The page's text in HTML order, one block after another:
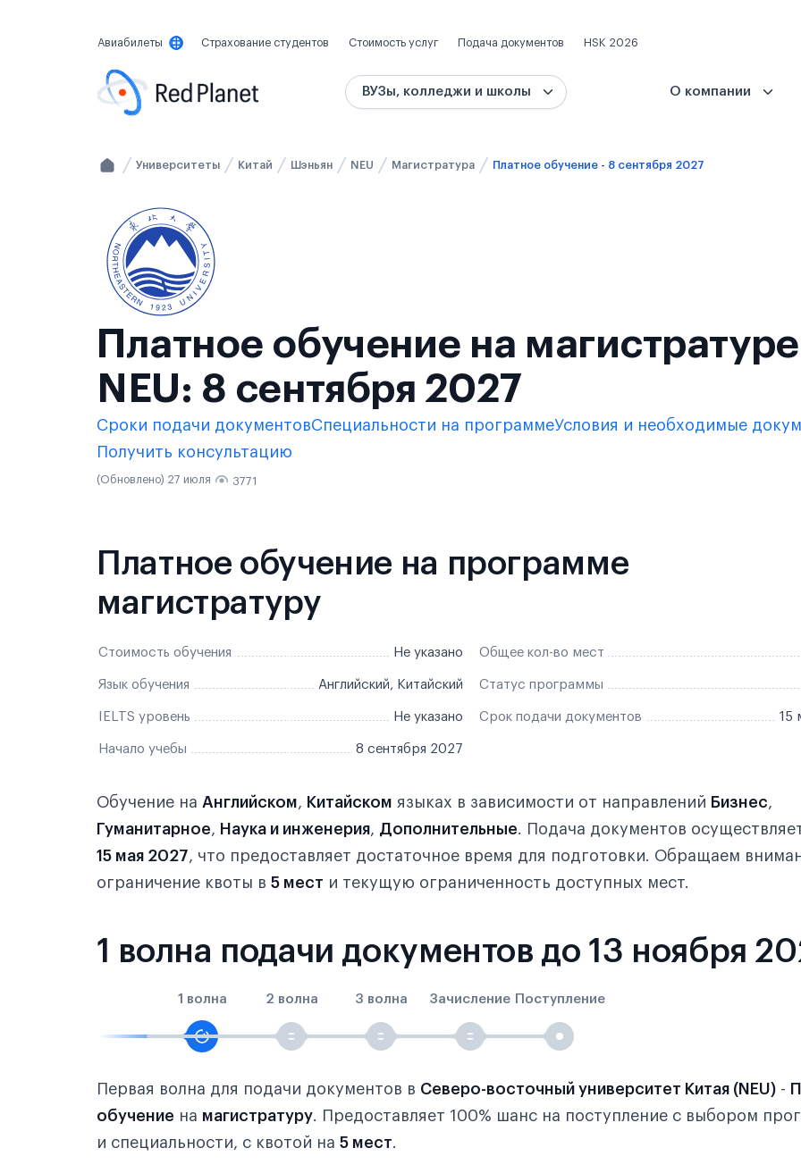
Авиабилеты Страхование студентов Стоимость услуг Подача документов HSK 2026
ВУЗы, колледжи и школы О компании
Университеты Китай Шэньян NEU Магистратура Платное обучение - 8 сентября 2027
Платное обучение на
NEU: 8 сентября 2027
Сроки подачи документовСпециальности на программеУсловия и необходимые
Получить консультацию
(Обновлено) 27 июля 3771
Платное обучение на программе
магистратуру
Стоимость обучения Не указано Общее кол-во мест
Язык обучения Английский, Китайский Статус программы
IELTS уровень Не указано Срок подачи документов 15
Начало учебы 8 сентября 2027
Обучение на Английском, Китайском языках в зависимости от направлений Бизнес,
Гуманитарное, Наука и инженерия, Дополнительные. Подача документов
15 мая 2027, что предоставляет достаточное время для подготовки. Обращаем
ограничение квоты в 5 мест и текущую ограниченность доступных мест.
1 волна подачи документов до 13 ноября
1 волна 2 волна 3 волна Зачисление Поступление
Первая волна для подачи документов в Северо-восточный университет Китая (NEU) -
обучение на магистратуру. Предоставляет 100% шанс на поступление с выбором
и специальности, с квотой на 5 мест.